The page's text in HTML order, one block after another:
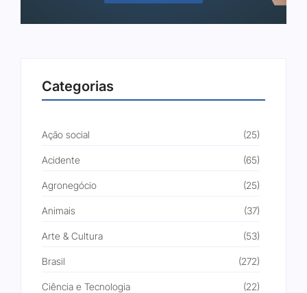
Categorias
Ação social (25)
Acidente (65)
Agronegócio (25)
Animais (37)
Arte & Cultura (53)
Brasil (272)
Ciência e Tecnologia (22)